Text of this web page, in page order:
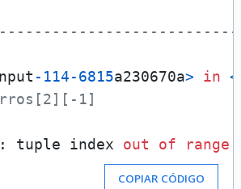
-114-6815a230670a> in <
1]
tuple index out of range
COPIAR CÓDIGO